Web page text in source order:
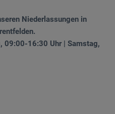
Niederlassungen in
09:00-16:30 Uhr | Samstag,